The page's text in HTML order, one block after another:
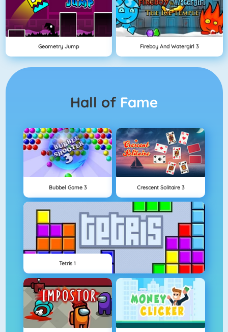
Geometry Jump Fireboy And Watergirl 3
Hall of Fame
Bubbel Game 3 Crescent Solitaire 3
Tetris 1